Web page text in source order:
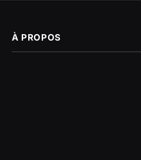
À PROPOS